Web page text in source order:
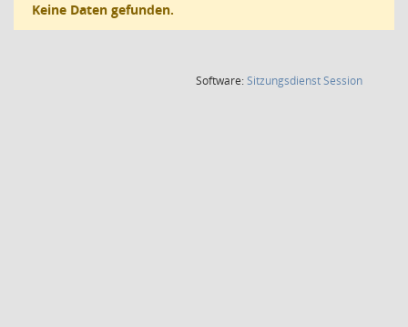
Keine Daten gefunden.
Software:SitzungsdienstSession(Wird in